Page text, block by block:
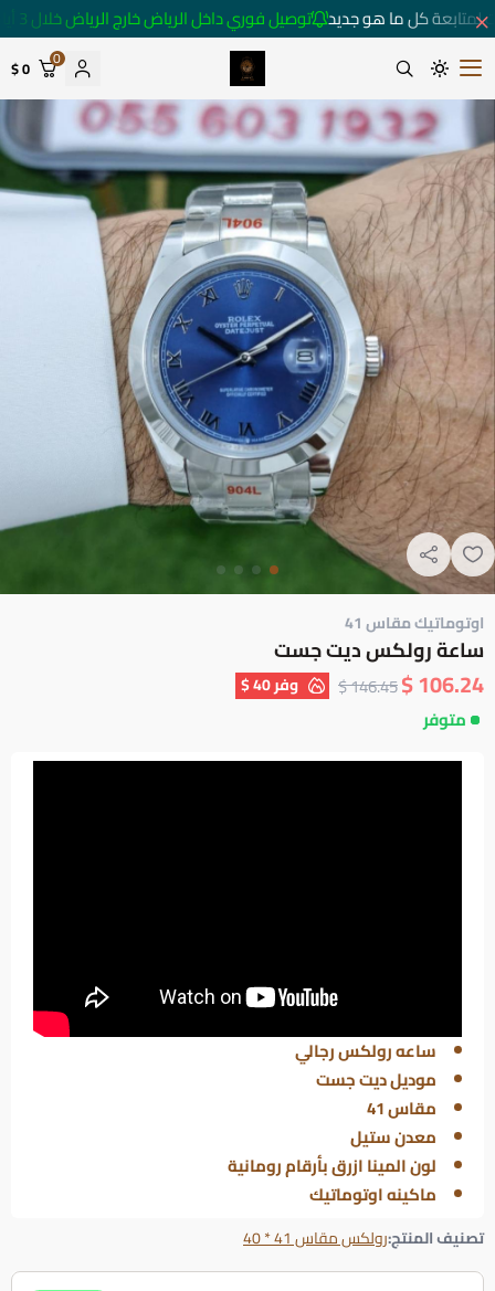
كل ما هو جديد توصيل فوري داخل الرياض خارج الرياض خلال 3 أيام 🚚
متجر ساعات رومانس
0
0 $
اوتوماتيك مقاس 41
ساعة رولكس ديت جست
106.24 $
146.45 $ وفر40 $
متوفر
ساعه رولكس رجالي
موديل ديت جست
مقاس 41
معدن ستيل
لون المينا ازرق بأرقام رومانية
ماكينه اوتوماتيك
تصنيف المنتج:رولكس مقاس 41 * 40